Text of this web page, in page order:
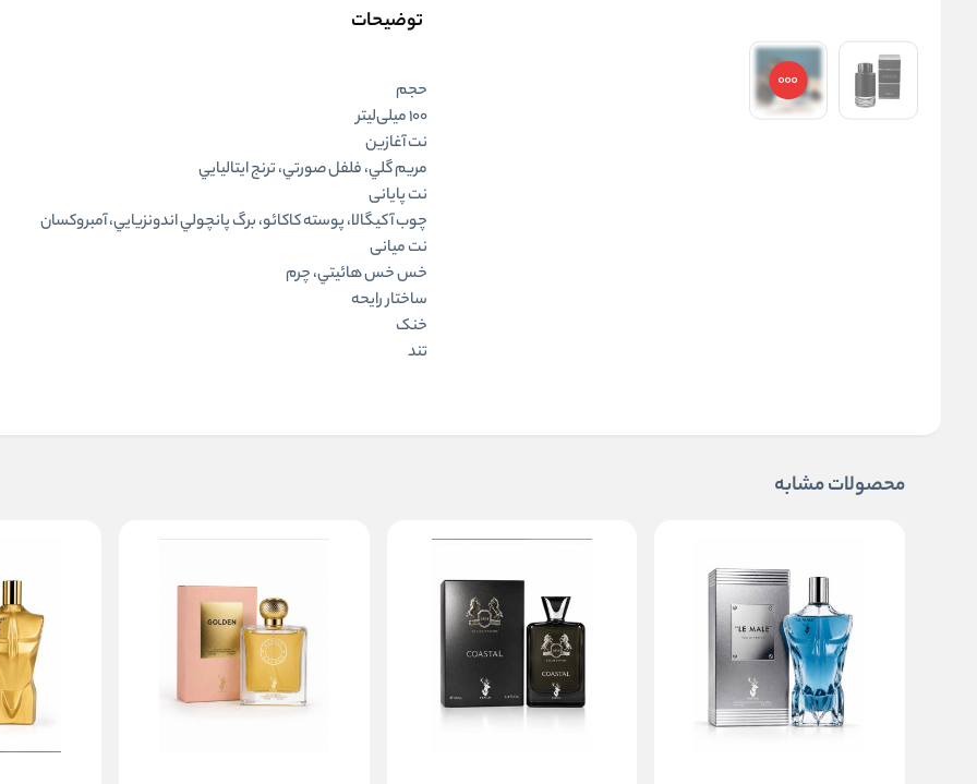
توضیحات
حجم
۱۰۰ میلی‌لیتر
نت آغازین
مريم گلي، فلفل صورتي، ترنج ايتاليايي
نت پایانی
چوب آكيگالا، پوسته كاكائو، برگ پانچولي اندونزيايي، آمبروكسان
نت میانی
خس خس هائيتي، چرم
ساختار رایحه
خنک
تند
محصولات مشابه